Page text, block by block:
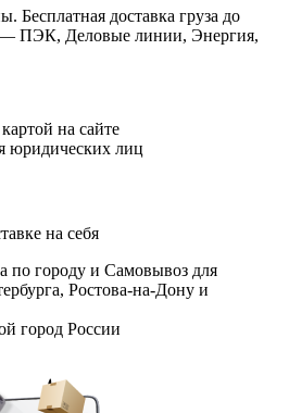
Бесплатная доставка груза до
— ПЭК, Деловые линии, Энергия,
на сайте
юридических лиц
на себя
по городу и Самовывоз для
Ростова-на-Дону и
город России